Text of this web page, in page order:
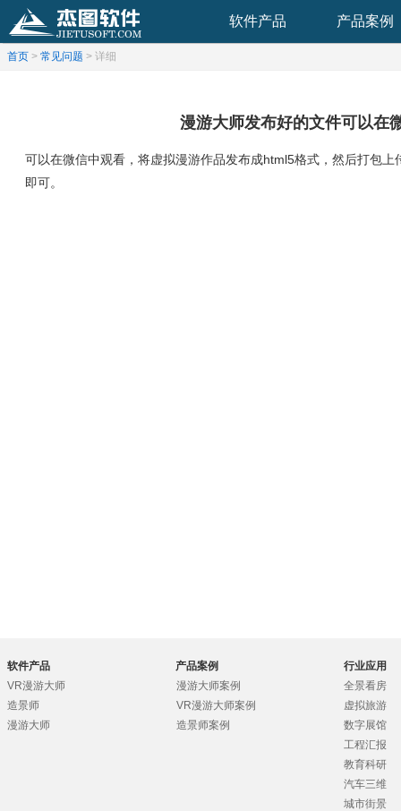
软件产品 产品案例
首页 > 常见问题 > 详细
漫游大师发布好的文件可以在
可以在微信中观看，将虚拟漫游作品发布成html5格式，然后打包
即可。
软件产品
VR漫游大师
造景师
漫游大师
产品案例
漫游大师案例
VR漫游大师案例
造景师案例
行业应用
全景看房
虚拟旅游
数字展馆
工程汇报
教育科研
汽车三维
城市街景